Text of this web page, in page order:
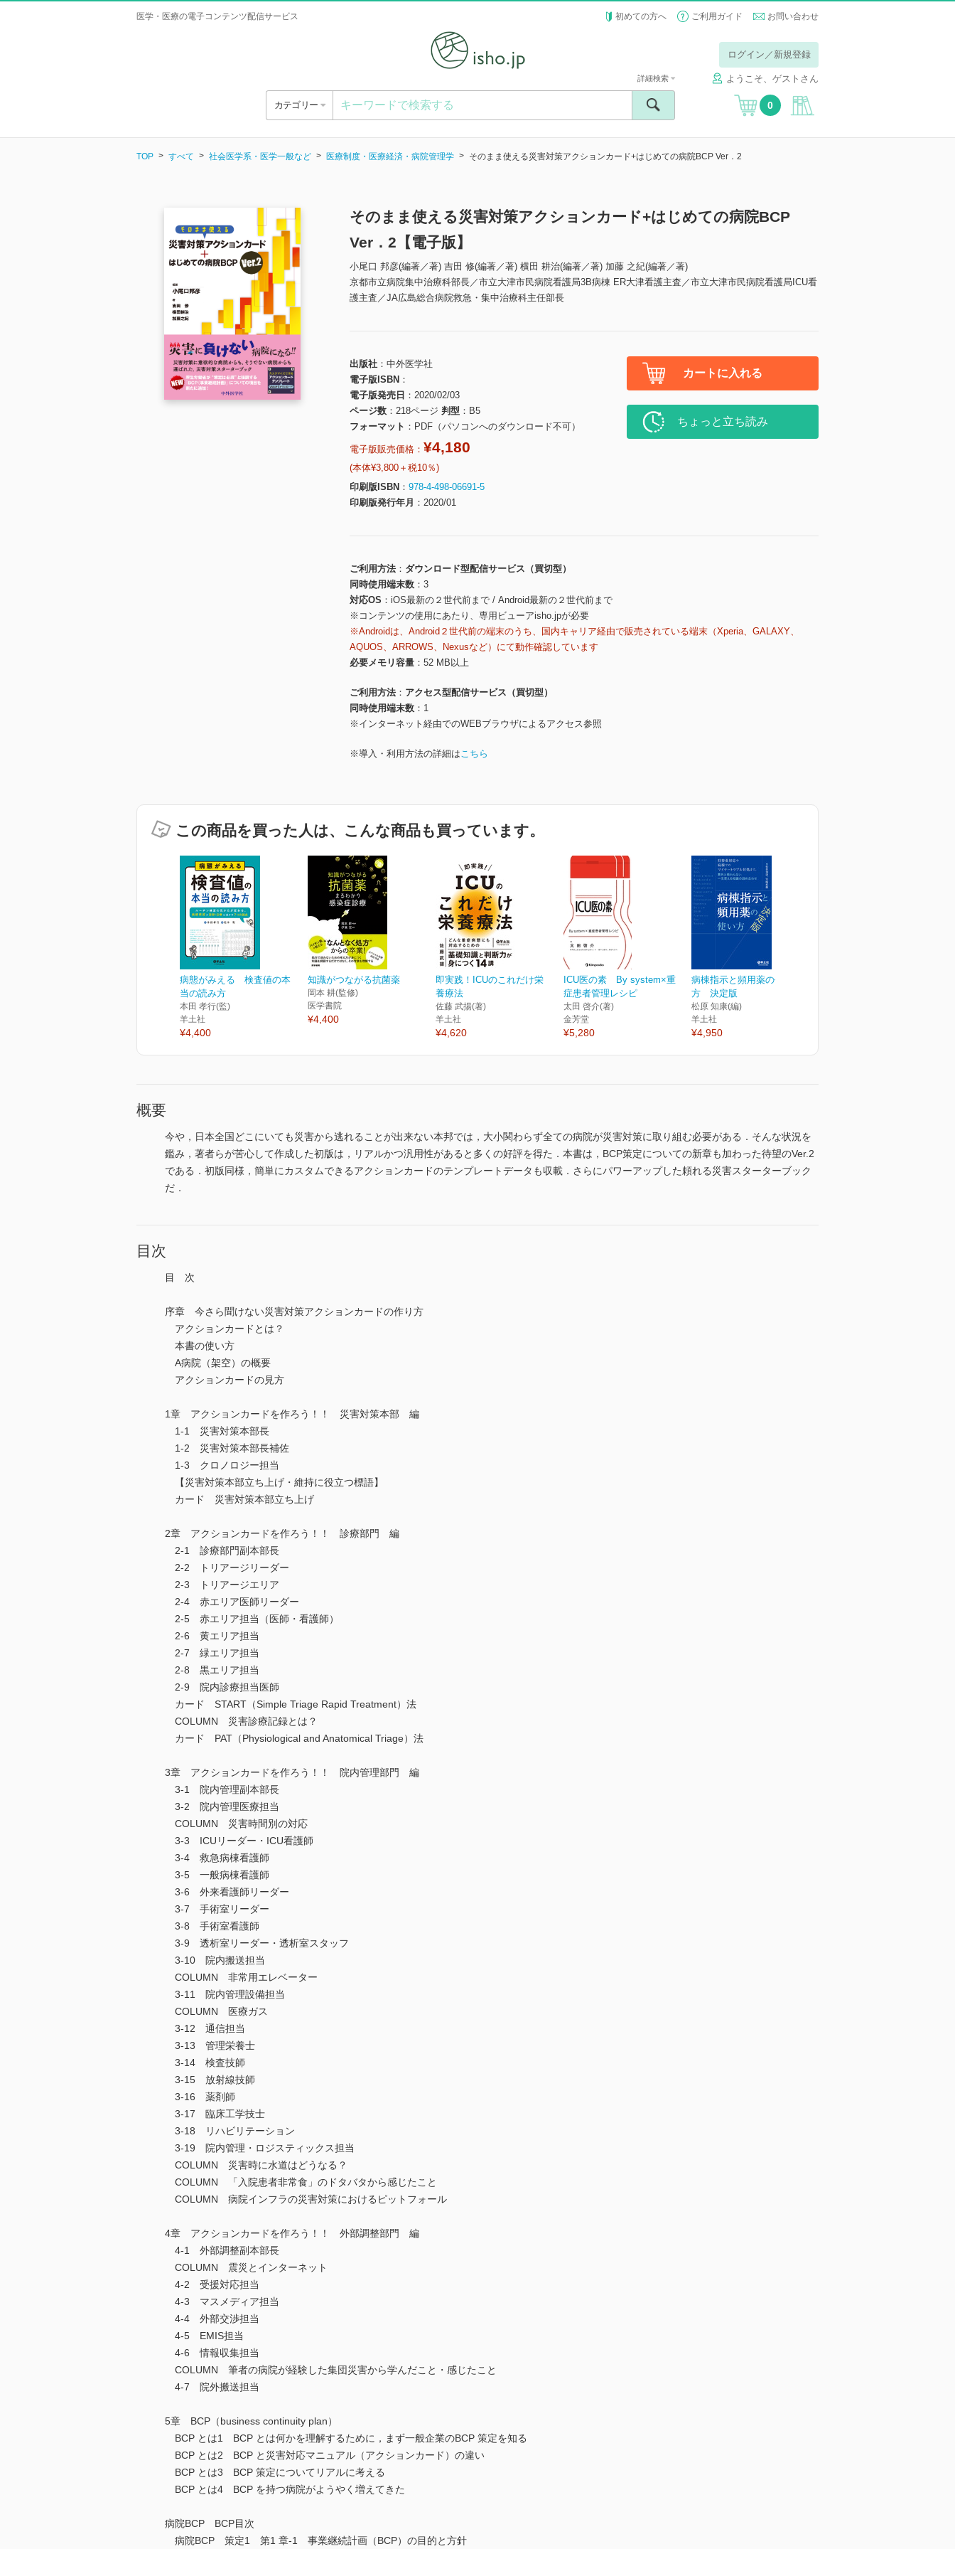
医学・医療の電子コンテンツ配信サービス 初めての方へ ご利用ガイド お問い合わせ
ログイン／新規登録
ようこそ、ゲストさん
カテゴリー
詳細検索
0
TOP すべて 社会医学系・医学一般など 医療制度・医療経済・病院管理学 そのまま使える災害対策アクションカード+はじめての病院BCP Ver．2
そのまま使える災害対策アクションカード+はじめての病院BCP
Ver．2【電子版】
小尾口 邦彦(編著／著) 吉田 修(編著／著) 横田 耕治(編著／著) 加藤 之紀(編著／著)
京都市立病院集中治療科部長／市立大津市民病院看護局3B病棟 ER大津看護主査／市立大津市民病院看護局ICU看
護主査／JA広島総合病院救急・集中治療科主任部長
出版社
中外医学社
電子版ISBN
電子版発売日
2020/02/03
ページ数
218ページ 判型
B5
フォーマット
PDF（パソコンへのダウンロード不可）
電子版販売価格： ¥4,180
(本体¥3,800＋税10％)
印刷版ISBN
978-4-498-06691-5
印刷版発行年月
2020/01
カートに入れる
ちょっと立ち読み
ご利用方法
ダウンロード型配信サービス（買切型）
同時使用端末数
3
対応OS
iOS最新の２世代前まで / Android最新の２世代前まで
※コンテンツの使用にあたり、専用ビューアisho.jpが必要
※Androidは、Android２世代前の端末のうち、国内キャリア経由で販売されている端末（Xperia、GALAXY、
AQUOS、ARROWS、Nexusなど）にて動作確認しています
必要メモリ容量
52 MB以上
ご利用方法
アクセス型配信サービス（買切型）
同時使用端末数
1
※インターネット経由でのWEBブラウザによるアクセス参照
※導入・利用方法の詳細はこちら
この商品を買った人は、こんな商品も買っています。
病態がみえる 検査値の本
当の読み方
本田 孝行(監)
羊土社
¥4,400
知識がつながる抗菌薬
岡本 耕(監修)
医学書院
¥4,400
即実践！ICUのこれだけ栄
養療法
佐藤 武揚(著)
羊土社
¥4,620
ICU医の素 By system×重
症患者管理レシピ
太田 啓介(著)
金芳堂
¥5,280
病棟指示と頻用薬の使い
方 決定版
松原 知康(編)
羊土社
¥4,950
概要
今や，日本全国どこにいても災害から逃れることが出来ない本邦では，大小関わらず全ての病院が災害対策に取り組む必要がある．そんな状況を
鑑み，著者らが苦心して作成した初版は，リアルかつ汎用性があると多くの好評を得た．本書は，BCP策定についての新章も加わった待望のVer.2
である．初版同様，簡単にカスタムできるアクションカードのテンプレートデータも収載．さらにパワーアップした頼れる災害スターターブック
だ．
目次
目 次
序章 今さら聞けない災害対策アクションカードの作り方
アクションカードとは？
本書の使い方
A病院（架空）の概要
アクションカードの見方
1章 アクションカードを作ろう！！ 災害対策本部 編
1-1 災害対策本部長
1-2 災害対策本部長補佐
1-3 クロノロジー担当
【災害対策本部立ち上げ・維持に役立つ標語】
カード 災害対策本部立ち上げ
2章 アクションカードを作ろう！！ 診療部門 編
2-1 診療部門副本部長
2-2 トリアージリーダー
2-3 トリアージエリア
2-4 赤エリア医師リーダー
2-5 赤エリア担当（医師・看護師）
2-6 黄エリア担当
2-7 緑エリア担当
2-8 黒エリア担当
2-9 院内診療担当医師
カード START（Simple Triage Rapid Treatment）法
COLUMN 災害診療記録とは？
カード PAT（Physiological and Anatomical Triage）法
3章 アクションカードを作ろう！！ 院内管理部門 編
3-1 院内管理副本部長
3-2 院内管理医療担当
COLUMN 災害時間別の対応
3-3 ICUリーダー・ICU看護師
3-4 救急病棟看護師
3-5 一般病棟看護師
3-6 外来看護師リーダー
3-7 手術室リーダー
3-8 手術室看護師
3-9 透析室リーダー・透析室スタッフ
3-10 院内搬送担当
COLUMN 非常用エレベーター
3-11 院内管理設備担当
COLUMN 医療ガス
3-12 通信担当
3-13 管理栄養士
3-14 検査技師
3-15 放射線技師
3-16 薬剤師
3-17 臨床工学技士
3-18 リハビリテーション
3-19 院内管理・ロジスティックス担当
COLUMN 災害時に水道はどうなる？
COLUMN 「入院患者非常食」のドタバタから感じたこと
COLUMN 病院インフラの災害対策におけるピットフォール
4章 アクションカードを作ろう！！ 外部調整部門 編
4-1 外部調整副本部長
COLUMN 震災とインターネット
4-2 受援対応担当
4-3 マスメディア担当
4-4 外部交渉担当
4-5 EMIS担当
4-6 情報収集担当
COLUMN 筆者の病院が経験した集団災害から学んだこと・感じたこと
4-7 院外搬送担当
5章 BCP（business continuity plan）
BCP とは1 BCP とは何かを理解するために，まず一般企業のBCP 策定を知る
BCP とは2 BCP と災害対応マニュアル（アクションカード）の違い
BCP とは3 BCP 策定についてリアルに考える
BCP とは4 BCP を持つ病院がようやく増えてきた
病院BCP BCP目次
病院BCP 策定1 第1 章-1 事業継続計画（BCP）の目的と方針